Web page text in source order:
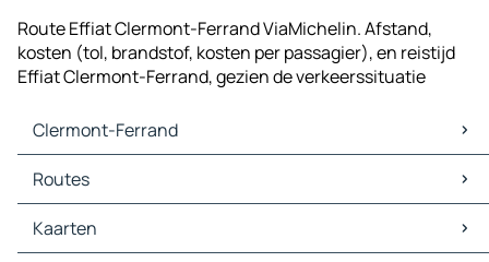
Route Effiat Clermont-Ferrand ViaMichelin. Afstand,
kosten (tol, brandstof, kosten per passagier), en reistijd
Effiat Clermont-Ferrand, gezien de verkeerssituatie
Clermont-Ferrand
Clermont-Ferrand Kaarten
Clermont-Ferrand Verkeer
Clermont-Ferrand Hotels
Clermont-Ferrand Restaurants
Routes
Routes Clermont-Ferrand - Le Mont-Dore
Routes Clermont-Ferrand - Chamalières
Kaarten